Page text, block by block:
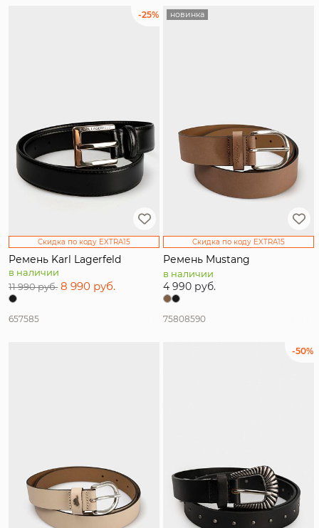
-25%
Скидка по коду EXTRA15
Ремень Karl Lagerfeld
в наличии
11 990 руб. 8 990 руб.
657585
новинка
Скидка по коду EXTRA15
Ремень Mustang
в наличии
4 990 руб.
75808590
-50%